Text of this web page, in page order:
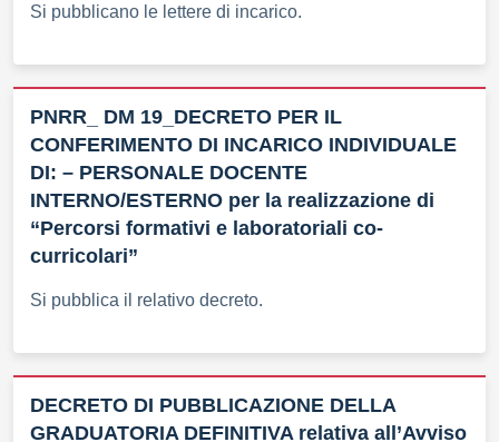
Si pubblicano le lettere di incarico.
PNRR_ DM 19_DECRETO PER IL
CONFERIMENTO DI INCARICO INDIVIDUALE
DI: – PERSONALE DOCENTE
INTERNO/ESTERNO per la realizzazione di
“Percorsi formativi e laboratoriali co-
curricolari”
Si pubblica il relativo decreto.
DECRETO DI PUBBLICAZIONE DELLA
GRADUATORIA DEFINITIVA relativa all’Avviso